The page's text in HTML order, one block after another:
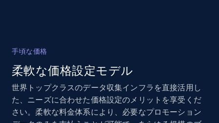
URL, Domain, Country code, Model number,
and more.
2.1K+ 353+ 今すぐ始める
手頃な価格
柔軟な価格設定モデル
世界トップクラスのデータ収集インフラを直接活用し
た、ニーズに合わせた価格設定のメリットを享受くだ
さい。柔軟な料金体系により、必要なプロモーション